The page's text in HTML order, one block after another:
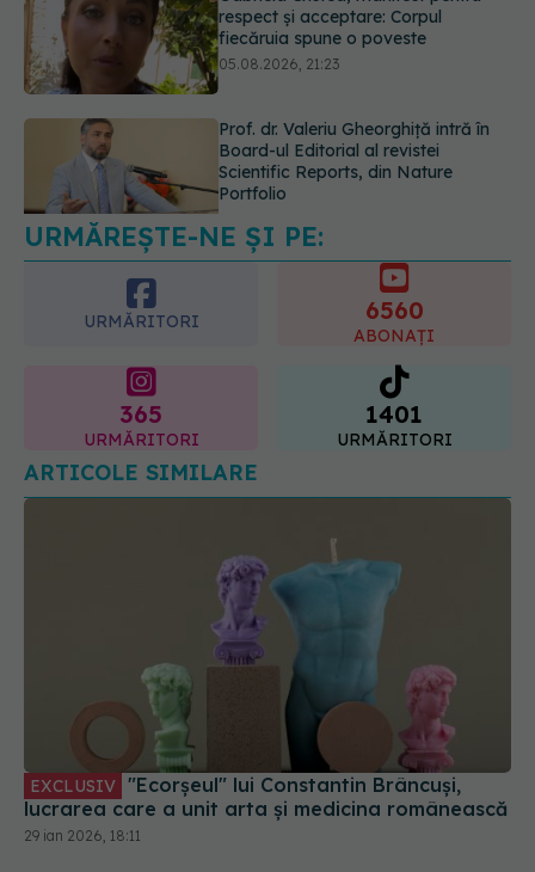
respect și acceptare: Corpul
fiecăruia spune o poveste
05.08.2026, 21:23
Prof. dr. Valeriu Gheorghiță intră în
Board-ul Editorial al revistei
Scientific Reports, din Nature
Portfolio
URMĂREȘTE-NE ȘI PE:
URMĂRITORI 6560
ABONAȚI
365
URMĂRITORI
1401
URMĂRITORI
ARTICOLE SIMILARE
EXCLUSIV
lucrarea care a unit arta și medicina românească
29 ian 2026, 18:11